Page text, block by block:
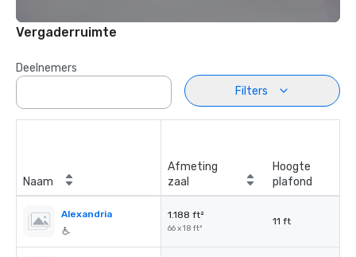
Vergaderruimte
Deelnemers
Filters
Naam
Afmeting
zaal
Hoogte
plafond
Alexandria 1.188 ft²
66 x 18 ft²
11 ft